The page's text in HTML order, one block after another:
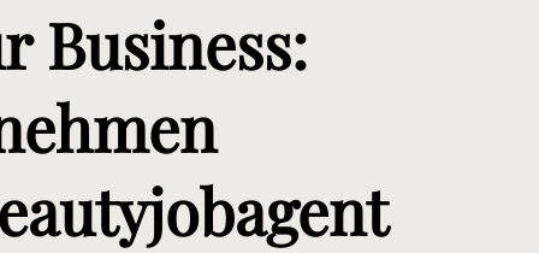
Business: